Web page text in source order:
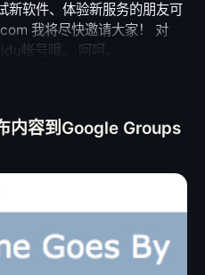
新软件、体验新服务的朋友可
我将尽快邀请大家！ 对
帐号哦。 呵呵。
内容到Google Groups